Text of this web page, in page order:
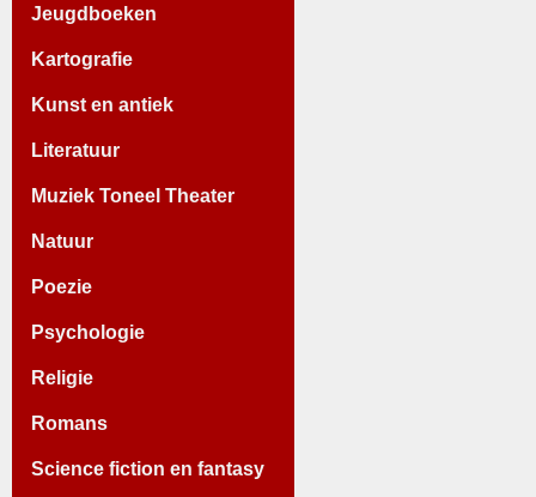
Jeugdboeken
Kartografie
Kunst en antiek
Literatuur
Muziek Toneel Theater
Natuur
Poezie
Psychologie
Religie
Romans
Science fiction en fantasy